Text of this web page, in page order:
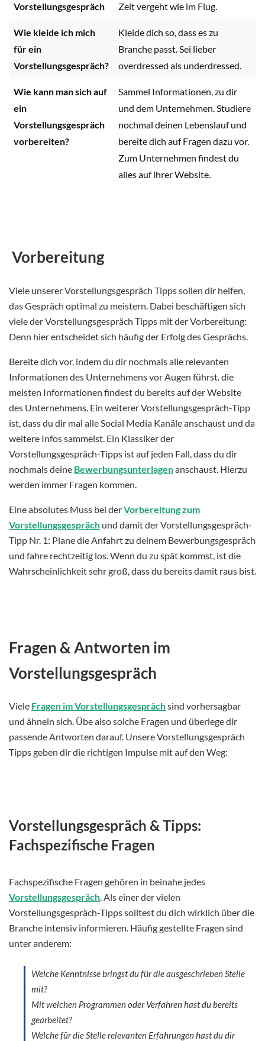
Vorstellungsgespräch
Zeit vergeht wie im Flug.
Wie kleide ich mich
für ein
Vorstellungsgespräch?
Kleide dich so, dass es zu
Branche passt. Sei lieber
overdressed als underdressed.
Wie kann man sich auf
ein
Vorstellungsgespräch
vorbereiten?
Sammel Informationen, zu dir
und dem Unternehmen. Studiere
nochmal deinen Lebenslauf und
bereite dich auf Fragen dazu vor.
Zum Unternehmen findest du
alles auf ihrer Website.
Vorbereitung
Viele unserer Vorstellungsgespräch Tipps sollen dir helfen,
das Gespräch optimal zu meistern. Dabei beschäftigen sich
viele der Vorstellungsgespräch Tipps mit der Vorbereitung:
Denn hier entscheidet sich häufig der Erfolg des Gesprächs.
Bereite dich vor, indem du dir nochmals alle relevanten
Informationen des Unternehmens vor Augen führst. die
meisten Informationen findest du bereits auf der Website
des Unternehmens. Ein weiterer Vorstellungsgespräch-Tipp
ist, dass du dir mal alle Social Media Kanäle anschaust und da
weitere Infos sammelst. Ein Klassiker der
Vorstellungsgespräch-Tipps ist auf jeden Fall, dass du dir
nochmals deine Bewerbungsunterlagenanschaust. Hierzu
werden immer Fragen kommen.
Eine absolutes Muss bei derVorbereitung zum
Vorstellungsgespräch und damit der Vorstellungsgespräch-
Tipp Nr. 1: Plane die Anfahrt zu deinem Bewerbungsgespräch
und fahre rechtzeitig los. Wenn du zu spät kommst, ist die
Wahrscheinlichkeit sehr groß, dass du bereits damit raus bist.
Fragen & Antworten im
Vorstellungsgespräch
Viele Fragen im Vorstellungsgesprächsind vorhersagbar
und ähneln sich. Übe also solche Fragen und überlege dir
passende Antworten darauf. Unsere Vorstellungsgespräch
Tipps geben dir die richtigen Impulse mit auf den Weg:
Vorstellungsgespräch & Tipps:
Fachspezifische Fragen
Fachspezifische Fragen gehören in beinahe jedes
Vorstellungsgespräch. Als einer der vielen
Vorstellungsgespräch-Tipps solltest du dich wirklich über die
Branche intensiv informieren. Häufig gestellte Fragen sind
unter anderem:
Welche Kenntnisse bringst du für die ausgeschrieben Stelle
mit?
Mit welchen Programmen oder Verfahren hast du bereits
gearbeitet?
Welche für die Stelle relevanten Erfahrungen hast du dir